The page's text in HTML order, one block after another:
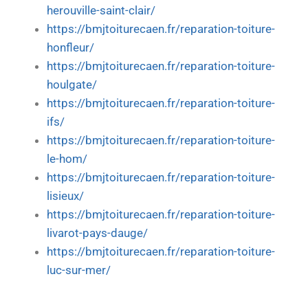
herouville-saint-clair/
https://bmjtoiturecaen.fr/reparation-toiture-
honfleur/
https://bmjtoiturecaen.fr/reparation-toiture-
houlgate/
https://bmjtoiturecaen.fr/reparation-toiture-
ifs/
https://bmjtoiturecaen.fr/reparation-toiture-
le-hom/
https://bmjtoiturecaen.fr/reparation-toiture-
lisieux/
https://bmjtoiturecaen.fr/reparation-toiture-
livarot-pays-dauge/
https://bmjtoiturecaen.fr/reparation-toiture-
luc-sur-mer/